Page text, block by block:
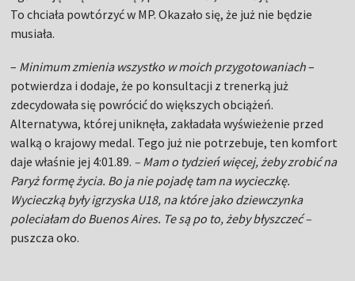
To chciała powtórzyć w MP. Okazało się, że już nie będzie
musiała.
– Minimum zmienia wszystko w moich przygotowaniach–
potwierdza i dodaje, że po konsultacji z trenerką już
zdecydowała się powrócić do większych obciążeń.
Alternatywa, której uniknęła, zakładała wyświeżenie przed
walką o krajowy medal. Tego już nie potrzebuje, ten komfort
daje właśnie jej 4:01.89. – Mam o tydzień więcej, żeby zrobić na
Paryż formę życia. Bo ja nie pojadę tam na wycieczkę.
Wycieczką były igrzyska U18, na które jako dziewczynka
poleciałam do Buenos Aires. Te są po to, żeby błyszczeć –
puszcza oko.